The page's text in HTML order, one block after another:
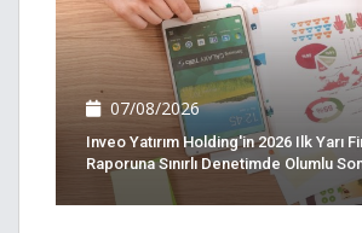
07/08/2026
Inveo Yatırım Holding'in 2026 Ilk Yarı
Raporuna Sınırlı Denetimde Olumlu